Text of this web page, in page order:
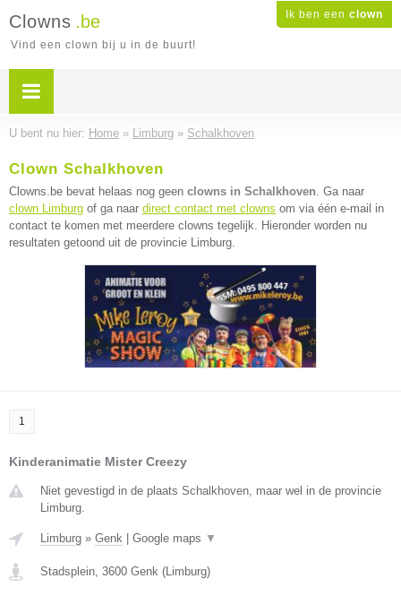
Ik ben een clown
Clowns .be
Vind een clown bij u in de buurt!
U bent nu hier: Home » Limburg » Schalkhoven
Clown Schalkhoven
Clowns.be bevat helaas nog geen clowns in Schalkhoven. Ga naar
clown Limburg of ga naar direct contact met clowns om via één e-mail in
contact te komen met meerdere clowns tegelijk. Hieronder worden nu
resultaten getoond uit de provincie Limburg.
1
Kinderanimatie Mister Creezy
Niet gevestigd in de plaats Schalkhoven, maar wel in de provincie
Limburg.
Limburg » Genk Google maps ▼
Stadsplein, 3600 Genk (Limburg)